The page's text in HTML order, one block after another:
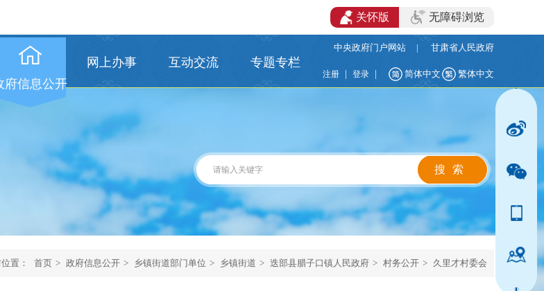
关怀版 无障碍浏览
府信息公开
网上办事 互动交流 专题专栏
中央政府门户网站 | 甘肃省人民政府
注册 登录 简体中文 繁体中文
置： 首页 > 政府信息公开 > 乡镇街道部门单位 > 乡镇街道 > 迭部县腊子口镇人民政府 > 村务公开 > 久里才村委会